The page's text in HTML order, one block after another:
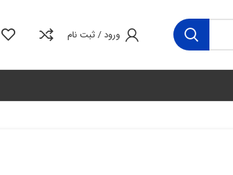
ورود / ثبت نام